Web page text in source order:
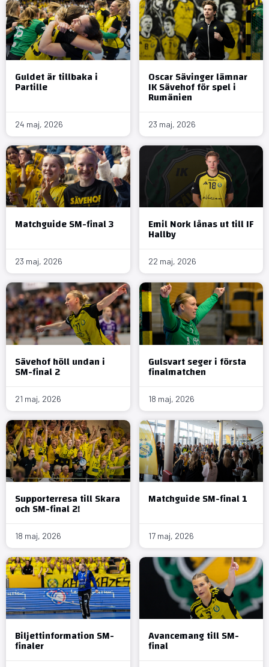
Guldet är tillbaka i
Partille
24 maj, 2026
Oscar Sävinger lämnar
IK Sävehof för spel i
Rumänien
23 maj, 2026
Matchguide SM-final 3
23 maj, 2026
Emil Nork lånas ut till IF
Hallby
22 maj, 2026
Sävehof höll undan i
SM-final 2
21 maj, 2026
Gulsvart seger i första
finalmatchen
18 maj, 2026
Supporterresa till Skara
och SM-final 2!
18 maj, 2026
Matchguide SM-final 1
17 maj, 2026
Biljettinformation SM-
finaler
Avancemang till SM-
final